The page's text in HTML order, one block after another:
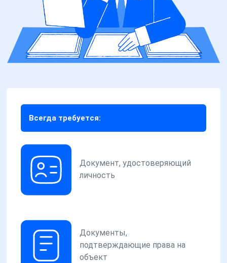
Всегда требуется:
Документ, удостоверяющий
личность
Документы,
подтверждающие права на
объект